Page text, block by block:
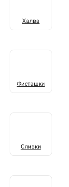
Халва
Фисташки
Сливки